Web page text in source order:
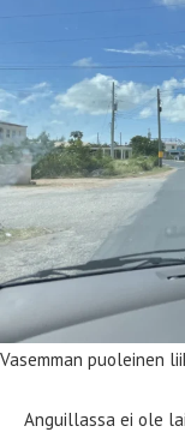
Vasemman puoleinen
Anguillassa ei ole